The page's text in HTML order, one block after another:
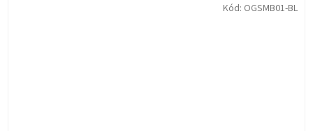
Kód: OGSMB01-BL